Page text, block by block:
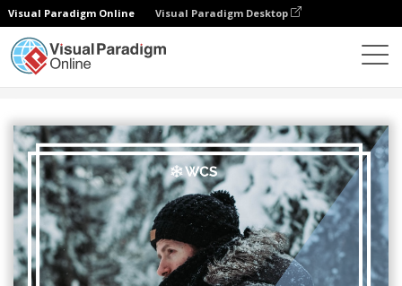
Visual Paradigm Online Visual Paradigm Desktop